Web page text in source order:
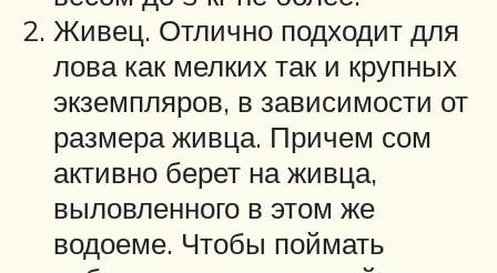
Живец. Отлично подходит для
лова как мелких так и крупных
экземпляров, в зависимости от
размера живца. Причем сом
активно берет на живца,
выловленного в этом же
водоеме. Чтобы поймать